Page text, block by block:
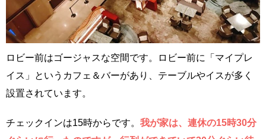
ロビー前はゴージャスな空間です。ロビー前に「マイプレ
イス」というカフェ＆バーがあり、テーブルやイスが多く
設置されています。
チェックインは15時からです。 我が家は、連休の15時30分